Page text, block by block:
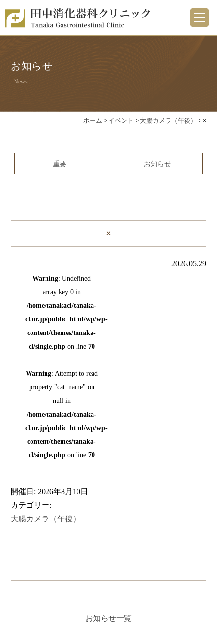
お知らせ
News
ホーム > イベント > 大腸カメラ（午後） > ×
重要 お知らせ
×
Warning: Undefined
array key 0 in
/home/tanakacl/tanaka-
cl.or.jp/public_html/wp/wp-
content/themes/tanaka-
cl/single.phpon line 70
Warning: Attempt to read
property "cat_name" on
null in
/home/tanakacl/tanaka-
cl.or.jp/public_html/wp/wp-
content/themes/tanaka-
cl/single.phpon line 70
2026.05.29
開催日: 2026年8月10日
カテゴリー:
大腸カメラ（午後）
お知らせ一覧